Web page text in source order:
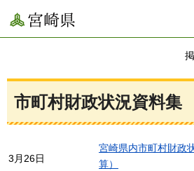
宮崎県
市町村財政状況資料集
3月26日
宮崎県内市町村財政
算）